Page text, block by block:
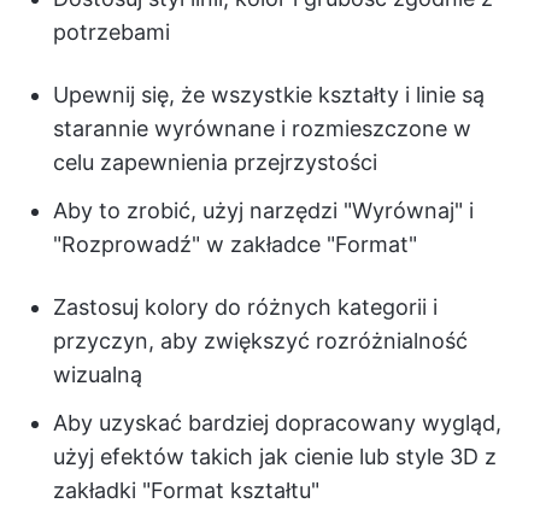
potrzebami
Upewnij się, że wszystkie kształty i linie są
starannie wyrównane i rozmieszczone w
celu zapewnienia przejrzystości
Aby to zrobić, użyj narzędzi "Wyrównaj" i
"Rozprowadź" w zakładce "Format"
Zastosuj kolory do różnych kategorii i
przyczyn, aby zwiększyć rozróżnialność
wizualną
Aby uzyskać bardziej dopracowany wygląd,
użyj efektów takich jak cienie lub style 3D z
zakładki "Format kształtu"